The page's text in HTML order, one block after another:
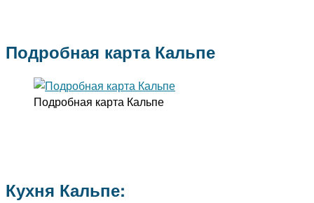
Подробная карта Кальпе
Подробная карта Кальпе
Кухня Кальпе: